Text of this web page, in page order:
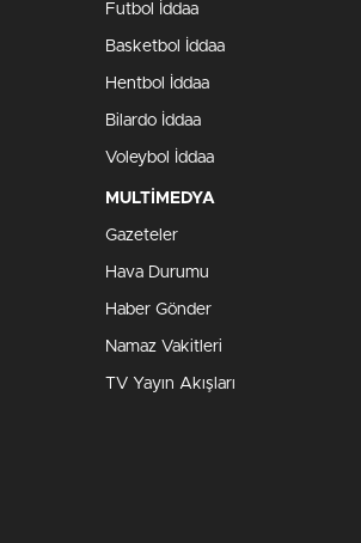
Futbol İddaa
Basketbol İddaa
Hentbol İddaa
Bilardo İddaa
Voleybol İddaa
MULTİMEDYA
Gazeteler
Hava Durumu
Haber Gönder
Namaz Vakitleri
TV Yayın Akışları